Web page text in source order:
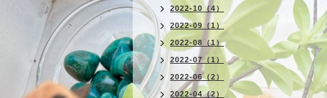
2022-10（4）
2022-09（1）
2022-08（1）
2022-07（1）
2022-06（2）
2022-04（2）